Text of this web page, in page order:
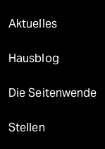
Aktuelles
Hausblog
Die Seitenwende
Stellen